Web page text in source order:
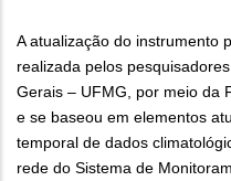
A atualização do instrumento
realizada pelos
Gerais – UFMG, por meio da
e se baseou em elementos
temporal de dados
rede do Sistema de